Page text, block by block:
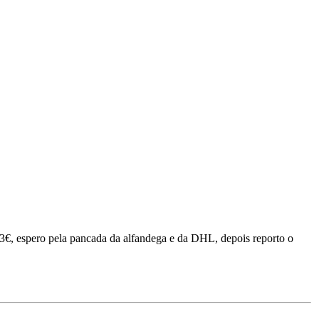
espero pela pancada da alfandega e da DHL, depois reporto o